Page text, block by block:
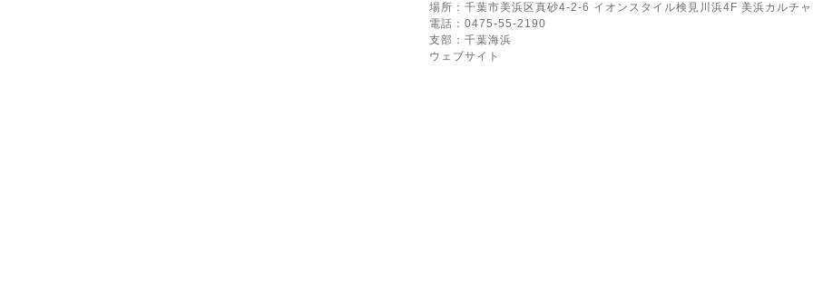
場所：千葉市美浜区真砂4-2-6 イオンスタイル検見川浜4F 美浜カルチャ
電話：0475-55-2190
支部：千葉海浜
ウェブサイト